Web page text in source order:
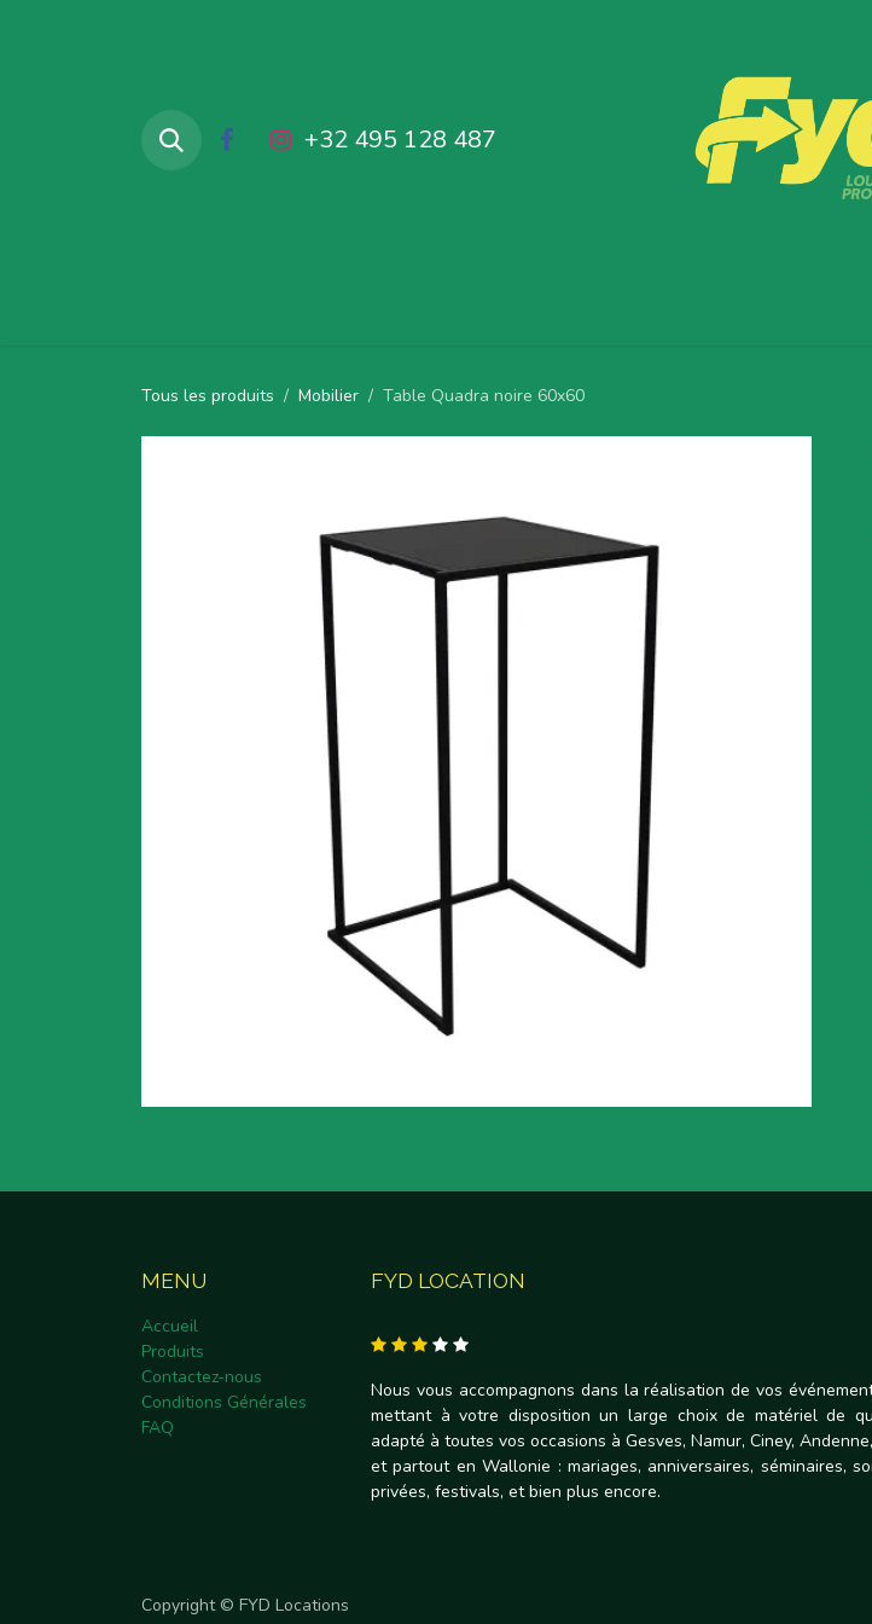
+32 495 128 487
Tous les produits Mobilier Table Quadra noire 60x60
MENU
Accueil
Produits
Contactez-nous
Conditions Générales
FAQ
FYD LOCATION
Nous vous accompagnons dans la réalisation de vos
mettant à votre disposition un large choix de matériel de
adapté à toutes vos occasions à Gesves, Namur, Ciney,
et partout en Wallonie : mariages, anniversaires, séminaires,
privées, festivals, et bien plus encore.
Copyright © FYD Locations